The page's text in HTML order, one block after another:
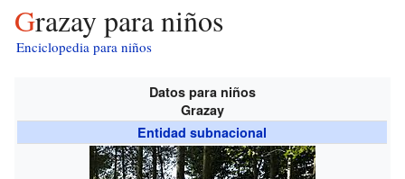
Grazay para niños
Enciclopedia para niños
Datos para niños
Grazay
Entidad subnacional